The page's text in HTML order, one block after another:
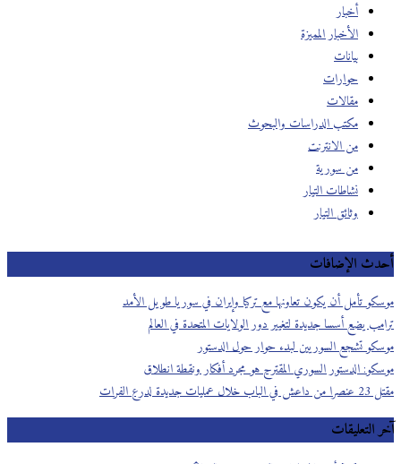
أخبار
الأخبار المميزة
بيانات
حوارات
مقالات
مكتب الدراسات والبحوث
من الانترنت
من سورية
نشاطات التيار
وثائق التيار
أحدث الإضافات
موسكو تأمل أن يكون تعاونها مع تركيا وإيران في سوريا طويل الأمد
ترامب يضع أسسا جديدة لتغيير دور الولايات المتحدة في العالم
‎‫موسكو تشجع السوريين لبدء حوار حول الدستور
موسكو: الدستور السوري المقترح هو مجرد أفكار ونقطة انطلاق
مقتل 23 عنصرا من داعش في الباب خلال عمليات جديدة لدرع الفرات
آخر التعليقات